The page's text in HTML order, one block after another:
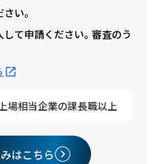
い。
て申請ください。審査のう
場相当企業の課長職以上
はこちら